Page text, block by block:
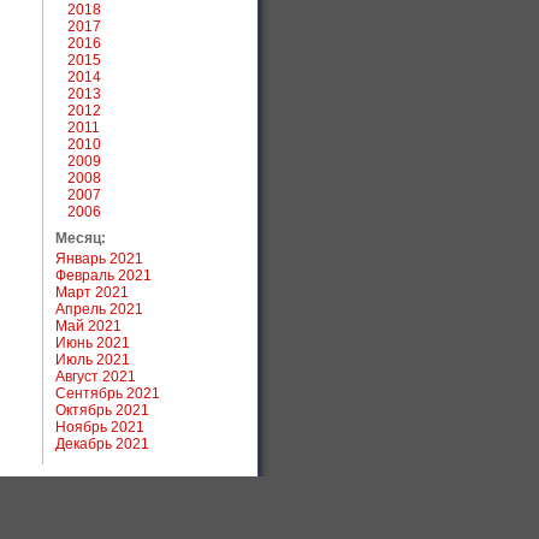
2018
2017
2016
2015
2014
2013
2012
2011
2010
2009
2008
2007
2006
Месяц:
Январь 2021
Февраль 2021
Март 2021
Апрель 2021
Май 2021
Июнь 2021
Июль 2021
Август 2021
Сентябрь 2021
Октябрь 2021
Ноябрь 2021
Декабрь 2021